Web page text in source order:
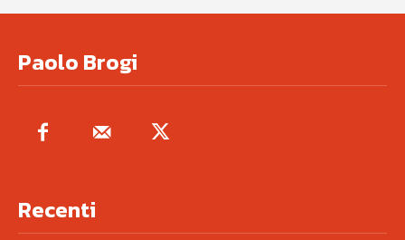
Paolo Brogi
Recenti